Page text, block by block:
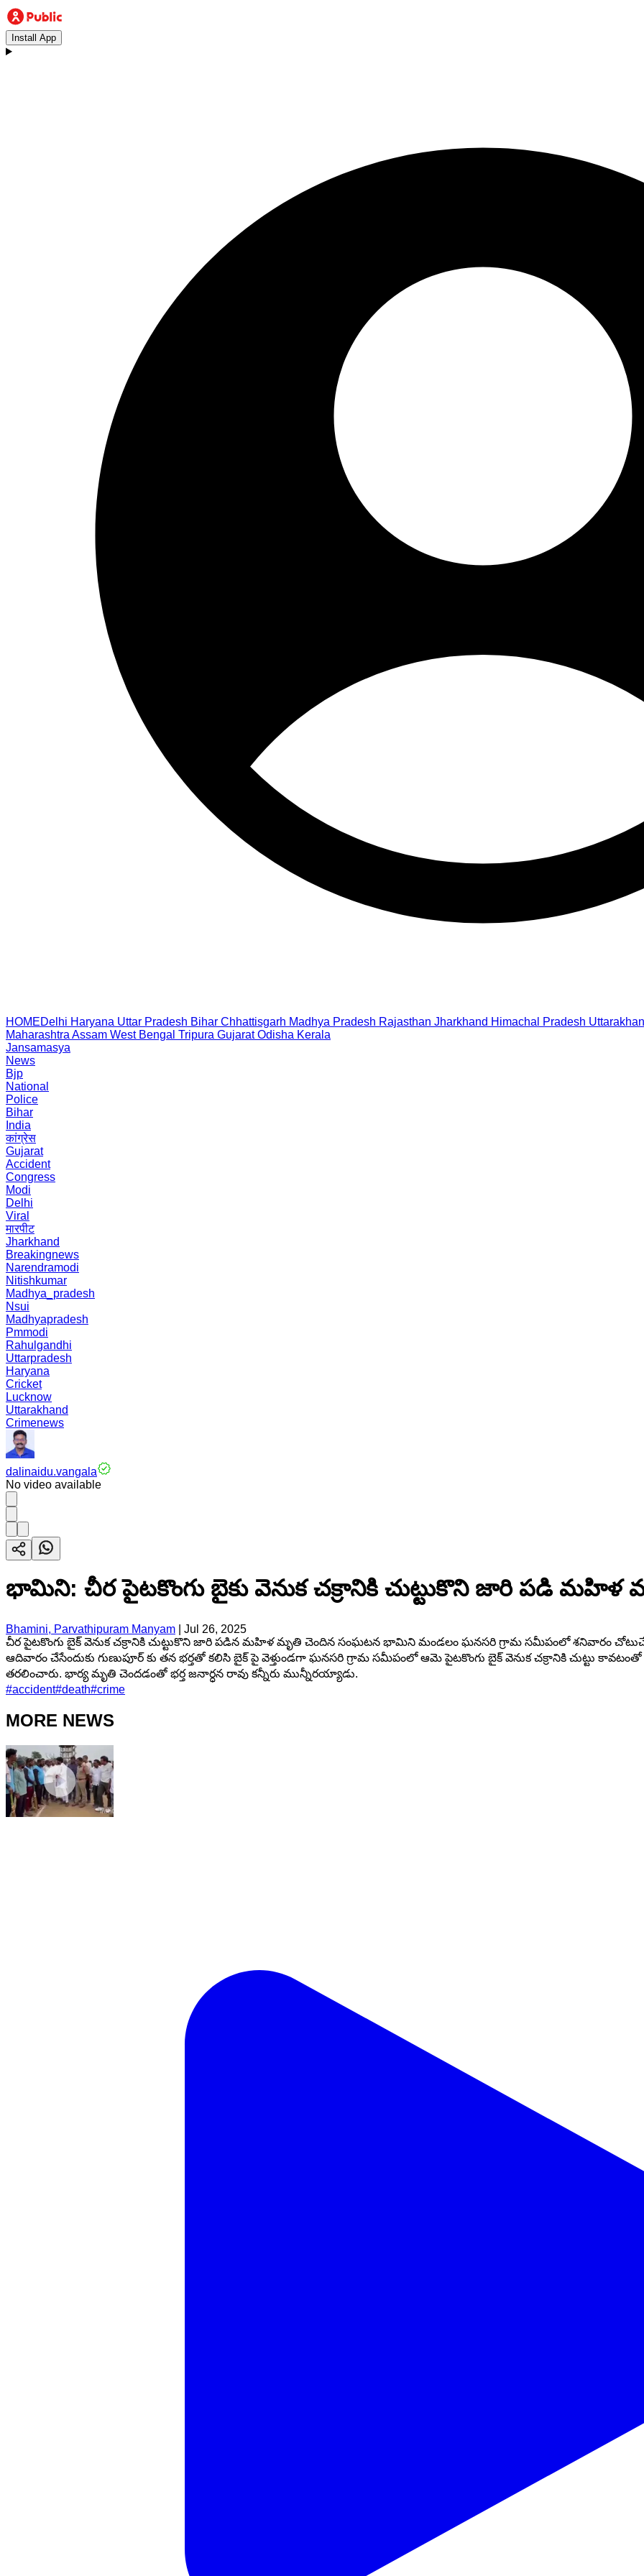
Install App
HOMEDelhi Haryana Uttar Pradesh Bihar Chhattisgarh Madhya Pradesh Rajasthan Jharkhand Himachal Pradesh
Maharashtra Assam West Bengal Tripura Gujarat Odisha Kerala
Jansamasya
News
Bjp
National
Police
Bihar
India
कांग्रेस
Gujarat
Accident
Congress
Modi
Delhi
Viral
मारपीट
Jharkhand
Breakingnews
Narendramodi
Nitishkumar
Madhya_pradesh
Nsui
Madhyapradesh
Pmmodi
Rahulgandhi
Uttarpradesh
Haryana
Cricket
Lucknow
Uttarakhand
Crimenews
dalinaidu.vangala
No video available
భామిని: చీర పైటకొంగు బైకు వెనుక చక్రానికి చుట్టుకొని జారి పడి మహిళ
Bhamini, Parvathipuram Manyam
Jul 26, 2025
చీర పైటకొంగు బైక్ వెనుక చక్రానికి చుట్టుకొని జారి పడిన మహిళ మృతి చెందిన సంఘటన భామిని మండలం ఘనసరి గ్రామ సమీపంలో శనివారం
ఆదివారం చేసేందుకు గుణుపూర్ కు తన భర్తతో కలిసి బైక్ పై వెళ్తుండగా ఘనసరి గ్రామ సమీపంలో ఆమె పైటకొంగు బైక్ వెనుక చక్రానికి చుట్టు
తరలించారు. భార్య మృతి చెందడంతో భర్త జనార్ధన రావు కన్నీరు మున్నీరయ్యాడు.
#accident#death#crime
MORE NEWS